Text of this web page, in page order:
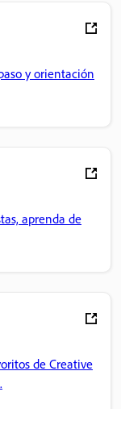
y orientación
aprenda de
de Creative